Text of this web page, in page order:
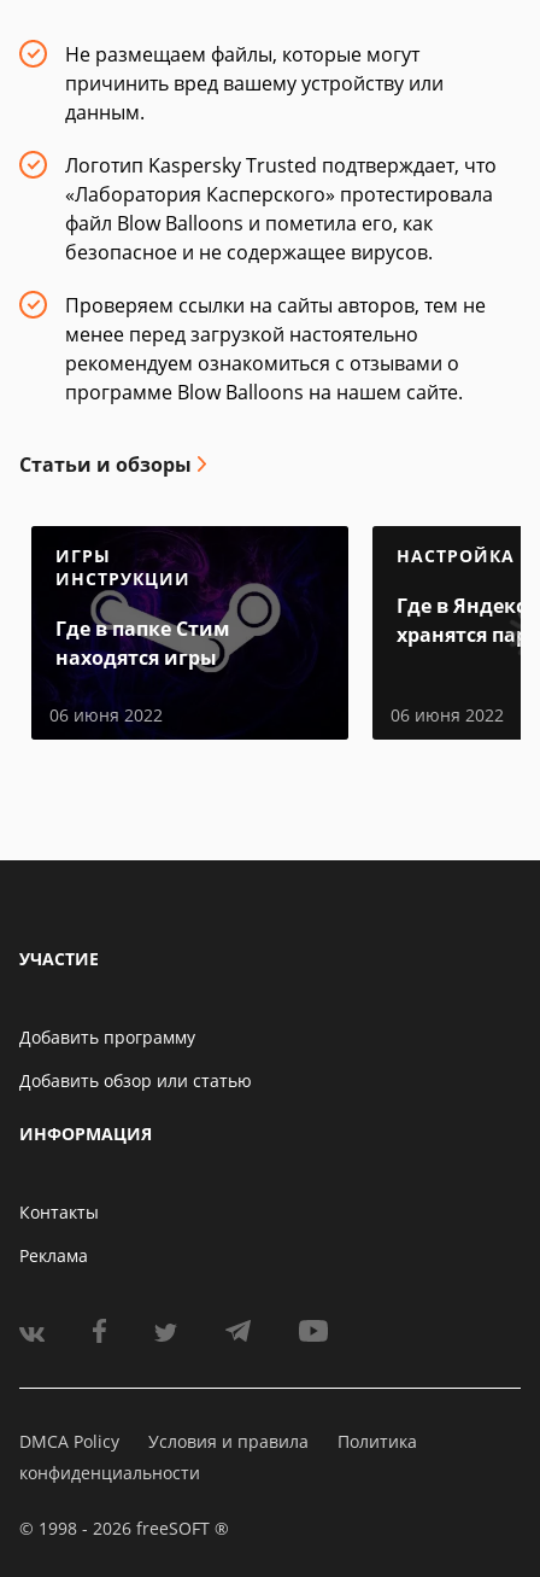
Не размещаем файлы, которые могут
причинить вред вашему устройству или
данным.
Логотип Kaspersky Trusted подтверждает, что
«Лаборатория Касперского» протестировала
файл Blow Balloons и пометила его, как
безопасное и не содержащее вирусов.
Проверяем ссылки на сайты авторов, тем не
менее перед загрузкой настоятельно
рекомендуем ознакомиться с отзывами о
программе Blow Balloons на нашем сайте.
Статьи и обзоры
ИГРЫ
ИНСТРУКЦИИ
Где в папке Стим
находятся игры
06 июня 2022
НАСТРОЙКА
Где в Яндекс
хранятся
06 июня 2022
УЧАСТИЕ
Добавить программу
Добавить обзор или статью
ИНФОРМАЦИЯ
Контакты
Реклама
DMCA Policy Условия и правила
Политика
конфиденциальности
© 1998 - 2026 freeSOFT ®